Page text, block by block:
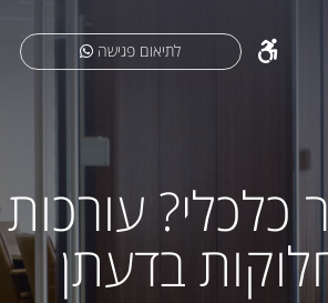
לתיאום פגישה
כלכלי? עורכות
בדעתן